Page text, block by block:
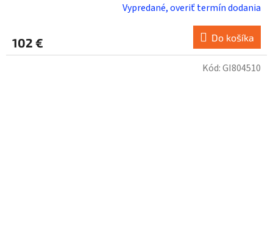
Vypredané, overiť termín dodania
102 € Do košíka
Kód:GI804510